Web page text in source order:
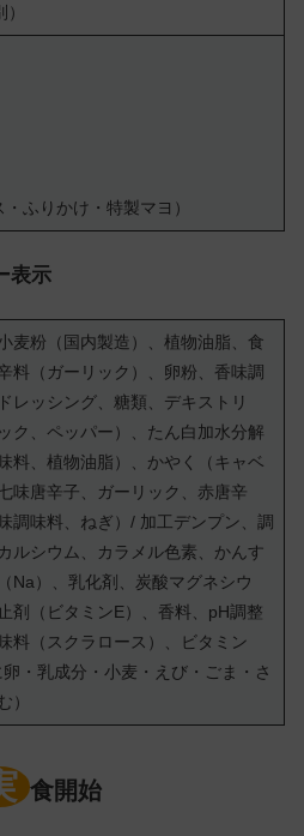
ふりかけ・特製マヨ）
表示
麦粉（国内製造）、植物油脂、食
料（ガーリック）、卵粉、香味調
レッシング、糖類、デキストリ
ク、ペッパー）、たん白加水分解
料、植物油脂）、かやく（キャベ
味唐辛子、ガーリック、赤唐辛
調味料、ねぎ）/ 加工デンプン、調
ルシウム、カラメル色素、かんす
Na）、乳化剤、炭酸マグネシウ
剤（ビタミンE）、香料、pH調整
料（スクラロース）、ビタミン
・乳成分・小麦・えび・ごま・さ
）
食開始